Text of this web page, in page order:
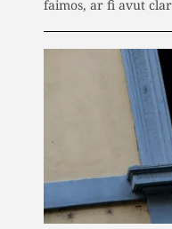
faimos, ar fi avut